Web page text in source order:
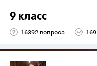
9 класс
16392 вопроса